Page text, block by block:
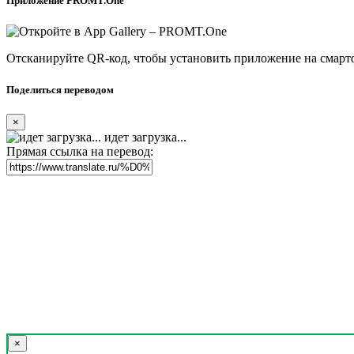
Отсканируйте QR-код, чтобы установить приложение на
Поделиться переводом
×
идет загрузка...
Прямая ссылка на перевод:
×